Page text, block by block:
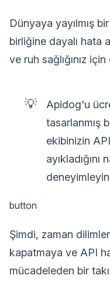
Dünyaya yayılmış
birliğine dayalı hata
ve ruh sağlığınız
💡
Apidog'u
tasarlanmış
ekibinizin
button
Şimdi, zaman
kapatmaya ve API
mücadeleden bir